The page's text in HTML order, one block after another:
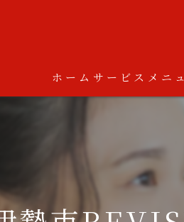
ホーム サービス メニ